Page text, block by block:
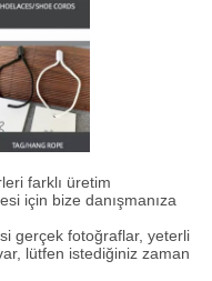
farklı üretim
için bize danışmanıza
gerçek fotoğraflar, yeterli
lütfen istediğiniz zaman